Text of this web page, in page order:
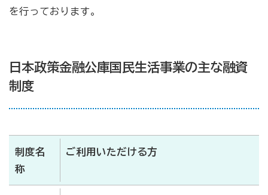
を行っております。
日本政策金融公庫国民生活事業の主な融資
制度
制度名
称
ご利用いただける方
令和6年能登半島地震等災害に関する支援情報
貯蓄共済）